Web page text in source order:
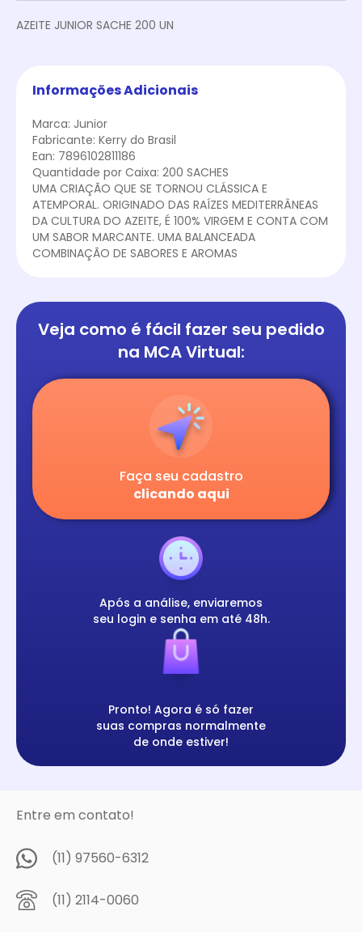
AZEITE JUNIOR SACHE 200 UN
Informações Adicionais
Marca: Junior
Fabricante: Kerry do Brasil
Ean: 7896102811186
Quantidade por Caixa: 200 SACHES
UMA CRIAÇÃO QUE SE TORNOU CLÁSSICA E
ATEMPORAL. ORIGINADO DAS RAÍZES MEDITERRÂNEAS
DA CULTURA DO AZEITE, É 100% VIRGEM E CONTA COM
UM SABOR MARCANTE. UMA BALANCEADA
COMBINAÇÃO DE SABORES E AROMAS
Veja como é fácil fazer seu pedido
na MCA Virtual:
Faça seu cadastro
clicando aqui
Após a análise, enviaremos
seu login e senha em até 48h.
Pronto! Agora é só fazer
suas compras normalmente
de onde estiver!
Entre em contato!
(11) 97560-6312
(11) 2114-0060